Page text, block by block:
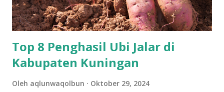
Agenda-agenda tersebut disusun berdasarkan peraturan
perundang-undangan, usulan pemegang saham utama,
serta kepentingan strategis korporasi dalam men...
Top 8 Penghasil Ubi Jalar di
Kabupaten Kuningan
Oleh aqlunwaqolbun Oktober 29, 2024